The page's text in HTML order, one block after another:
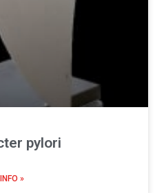
pylori
»